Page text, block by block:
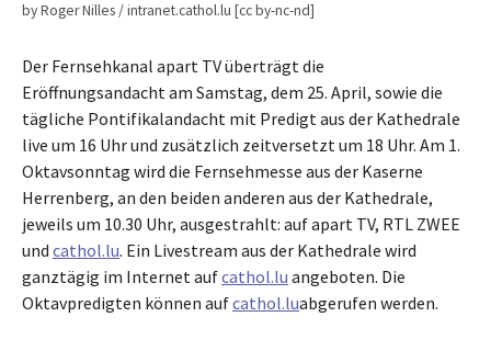
by Roger Nilles / intranet.cathol.lu [cc by-nc-nd]
Der Fernsehkanal apart TV überträgt die
Eröffnungsandacht am Samstag, dem 25. April, sowie die
tägliche Pontifikalandacht mit Predigt aus der Kathedrale
live um 16 Uhr und zusätzlich zeitversetzt um 18 Uhr. Am 1.
Oktavsonntag wird die Fernsehmesse aus der Kaserne
Herrenberg, an den beiden anderen aus der Kathedrale,
jeweils um 10.30 Uhr, ausgestrahlt: auf apart TV, RTL ZWEE
und cathol.lu. Ein Livestream aus der Kathedrale wird
ganztägig im Internet aufcathol.lu angeboten. Die
Oktavpredigten können aufcathol.luabgerufen werden.